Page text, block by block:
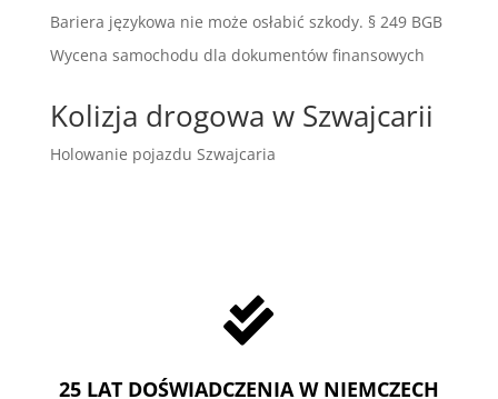
Bariera językowa nie może osłabić szkody. § 249 BGB
Wycena samochodu dla dokumentów finansowych
Kolizja drogowa w Szwajcarii
Holowanie pojazdu Szwajcaria

25 LAT DOŚWIADCZENIA W NIEMCZECH